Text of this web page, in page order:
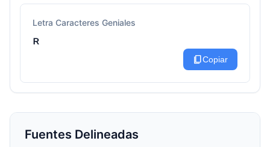
Letra Caracteres Geniales
ʀ
content_copyCopiar
Fuentes Delineadas